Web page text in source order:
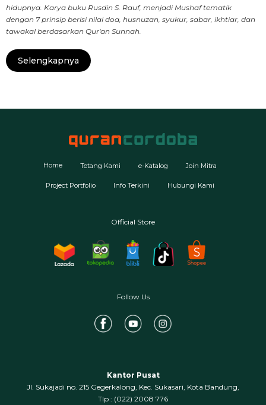
hidupnya. Karya buku Rusdin S. Rauf, menjadi Mushaf tematik
dengan 7 prinsip berisi nilai doa, husnuzan, syukur, sabar, ikhtiar, dan
tawakal berdasarkan Qur'an Sunnah.
Selengkapnya
Home Tetang Kami e-Katalog Join Mitra
Project Portfolio Info Terkini Hubungi Kami
Official Store
Follow Us
Kantor Pusat
Jl. Sukajadi no. 215 Gegerkalong, Kec. Sukasari, Kota Bandung,
‍Tlp : (022) 2008 776